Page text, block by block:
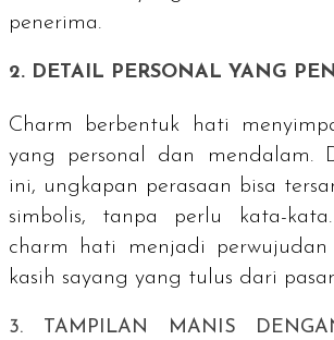
penerima.
2. DETAIL PERSONAL YANG
Charm berbentuk hati
yang personal dan mendalam.
ini, ungkapan perasaan bisa
simbolis, tanpa perlu kata-
charm hati menjadi
kasih sayang yang tulus dari
3. TAMPILAN MANIS